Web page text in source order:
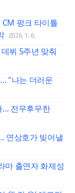
CM 펑크 타이틀
2026. 1. 6.
뷔 5주년 맞춰
"나는 더러운
… 전무후무한
연상호가 빚어낼
마 출연자 화제성